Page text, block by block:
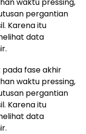
pergantian
Karena itu
data
fase akhir
waktu pressing,
pergantian
Karena itu
data